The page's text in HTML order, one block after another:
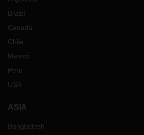
Brazil
Canada
Chile
Mexico
Peru
USA
ASIA
Bangladesh